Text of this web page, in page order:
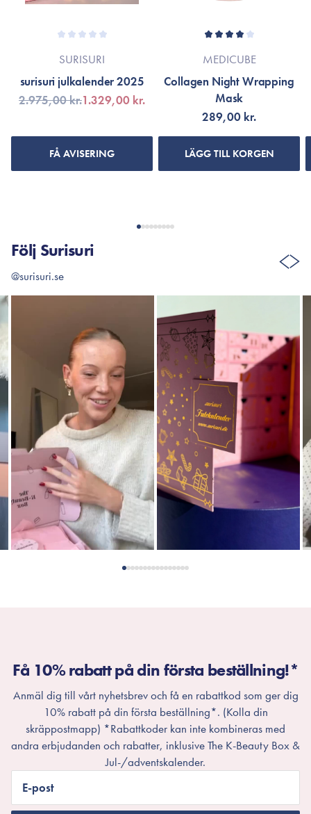
SURISURI
surisuri julkalender 2025
2.975,00 kr.1.329,00 kr.
FÅ AVISERING
MEDICUBE
Collagen Night Wrapping
Mask
289,00 kr.
LÄGG TILL KORGEN
Följ Surisuri
@surisuri.se
Få 10% rabatt på din första beställning!*
Anmäl dig till vårt nyhetsbrev och få en rabattkod som ger dig
10% rabatt på din första beställning*. (Kolla din
skräppostmapp) *Rabattkoder kan inte kombineras med
andra erbjudanden och rabatter, inklusive The K-Beauty Box &
Jul-/adventskalender.
E-post